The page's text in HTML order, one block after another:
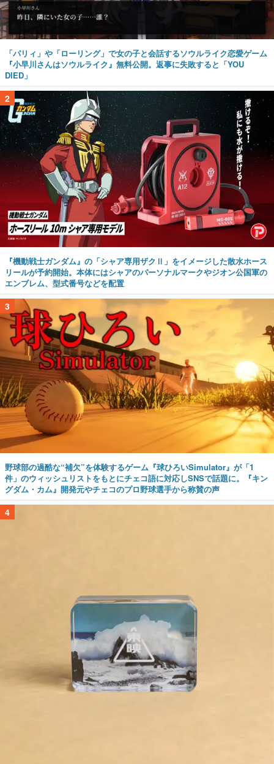
「パリィ」や「ローリング」で女の子と会話するソウルライク恋愛ゲーム
『小早川さんはソウルライク』無料公開。返事に失敗すると「YOU
DIED」
2
『機動戦士ガンダム』の「シャア専用ザクⅡ」をイメージした散水ホース
リールが予約開始。本体にはシャアのパーソナルマークやジオン公国軍の
エンブレム、型式番号などを配置
3
野球部の過酷な“補欠”を体験するゲーム『球ひろいSimulator』が「1
件」のウィッシュリストをもとにチェコ語に対応しSNSで話題に。『キン
グダム・カム』開発元やチェコのプロ野球選手から称賛の声
4